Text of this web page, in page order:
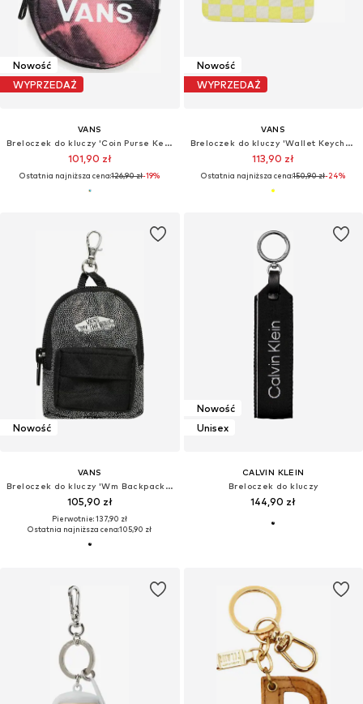
Nowość
WYPRZEDAŻ
VANS
Breloczek do kluczy 'Coin Purse Keychan'
101,90 zł
Ostatnia najniższa cena:126,90 zł-19%
Nowość
WYPRZEDAŻ
VANS
Breloczek do kluczy 'Wallet Keychain'
113,90 zł
Ostatnia najniższa cena:150,90 zł-24%
Nowość
VANS
Breloczek do kluczy 'Wm Backpack Keychain'
105,90 zł
Pierwotnie: 137,90 zł
Ostatnia najniższa cena:105,90 zł
Nowość
Unisex
CALVIN KLEIN
Breloczek do kluczy
144,90 zł